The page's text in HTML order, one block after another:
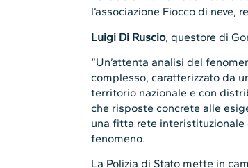
l’associazione Fiocco di neve,
Luigi Di Ruscio, questore di
“Un’attenta analisi del
complesso, caratterizzato da
territorio nazionale e con
che risposte concrete alle
una fitta rete
fenomeno.
La Polizia di Stato mette in